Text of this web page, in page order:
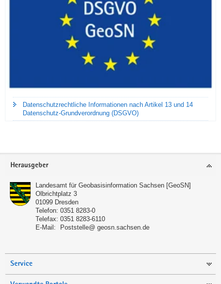
Datenschutzrechtliche Informationen nach Artikel 13 und 14
Datenschutz-Grundverordnung (DSGVO)
Footer-
Herausgeber
Landesamt für Geobasisinformation Sachsen [GeoSN]
Olbrichtplatz 3
01099 Dresden
Telefon: 0351 8283-0
Telefax: 0351 8283-6110
E-Mail:
Poststelle@ geosn.sachsen.de
Service